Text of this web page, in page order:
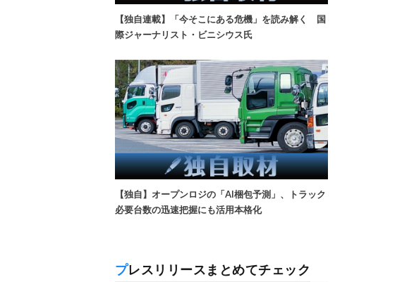
【独自連載】「今そこにある危機」を読み解く 国
際ジャーナリスト・ビニシウス氏
【独自】オープンロジの「AI梱包予測」、トラック
必要台数の迅速把握にも活用本格化
プレスリリースまとめてチェック